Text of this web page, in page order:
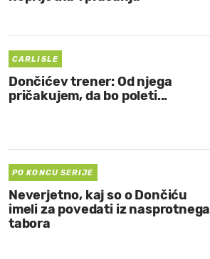
CARLISLE
Dončićev trener: Od njega
pričakujem, da bo poleti...
PO KONCU SERIJE
Neverjetno, kaj so o Dončiću
imeli za povedati iz nasprotnega
tabora